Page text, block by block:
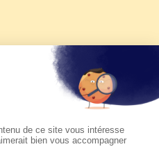
d'été 2026 de KTO
du pape Léon
à suivre sur KTO le